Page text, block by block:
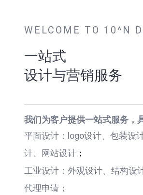
WELCOME TO 10^N
一站式
设计与营销服务
我们为客户提供一站式服务，
平面设计：logo设计、包装设
计、网站设计；
工业设计：外观设计、结构设
代理申请；